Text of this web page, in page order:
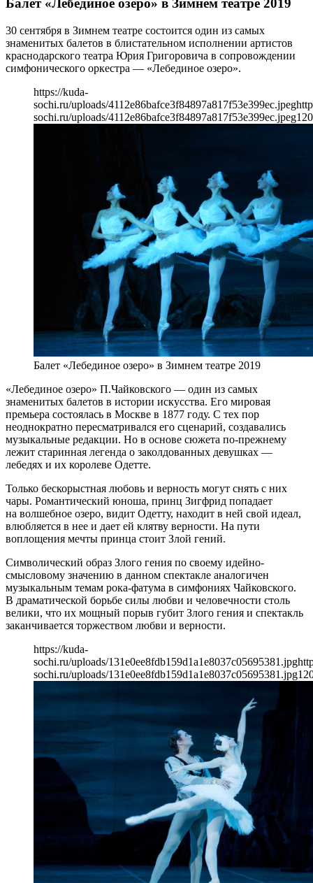
Балет «Лебединое озеро» в Зимнем театре 2019
30 сентября в Зимнем театре состоится один из самых
знаменитых балетов в блистательном исполнении артистов
краснодарского театра Юрия Григоровича в сопровождении
симфонического оркестра — «Лебединое озеро».
https://kuda-
sochi.ru/uploads/4112e86bafce3f84897a817f53e399ec.jpeg
sochi.ru/uploads/4112e86bafce3f84897a817f53e399ec.jpeg
Балет «Лебединое озеро» в Зимнем театре 2019
«Лебединое озеро» П.Чайковского — один из самых
знаменитых балетов в истории искусства. Его мировая
премьера состоялась в Москве в 1877 году. С тех пор
неоднократно пересматривался его сценарий, создавались
музыкальные редакции. Но в основе сюжета по-прежнему
лежит старинная легенда о заколдованных девушках —
лебедях и их королеве Одетте.
Только бескорыстная любовь и верность могут снять с них
чары. Романтический юноша, принц Зигфрид попадает
на волшебное озеро, видит Одетту, находит в ней свой идеал,
влюбляется в нее и дает ей клятву верности. На пути
воплощения мечты принца стоит Злой гений.
Символический образ Злого гения по своему идейно-
смысловому значению в данном спектакле аналогичен
музыкальным темам рока-фатума в симфониях Чайковского.
В драматической борьбе силы любви и человечности столь
велики, что их мощный порыв губит Злого гения и спектакль
заканчивается торжеством любви и верности.
https://kuda-
sochi.ru/uploads/131e0ee8fdb159d1a1e8037c05695381.jpg
sochi.ru/uploads/131e0ee8fdb159d1a1e8037c05695381.jpg